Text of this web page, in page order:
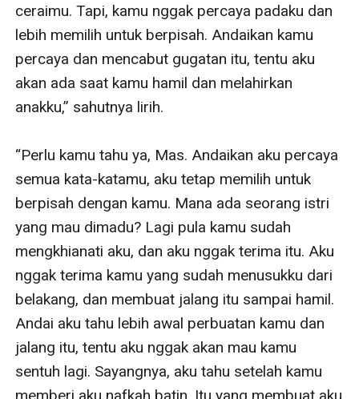
ceraimu. Tapi, kamu nggak percaya padaku dan
lebih memilih untuk berpisah. Andaikan kamu
percaya dan mencabut gugatan itu, tentu aku
akan ada saat kamu hamil dan melahirkan
anakku,” sahutnya lirih.
“Perlu kamu tahu ya, Mas. Andaikan aku percaya
semua kata-katamu, aku tetap memilih untuk
berpisah dengan kamu. Mana ada seorang istri
yang mau dimadu? Lagi pula kamu sudah
mengkhianati aku, dan aku nggak terima itu. Aku
nggak terima kamu yang sudah menusukku dari
belakang, dan membuat jalang itu sampai hamil.
Andai aku tahu lebih awal perbuatan kamu dan
jalang itu, tentu aku nggak akan mau kamu
sentuh lagi. Sayangnya, aku tahu setelah kamu
memberi aku nafkah batin. Itu yang membuat aku